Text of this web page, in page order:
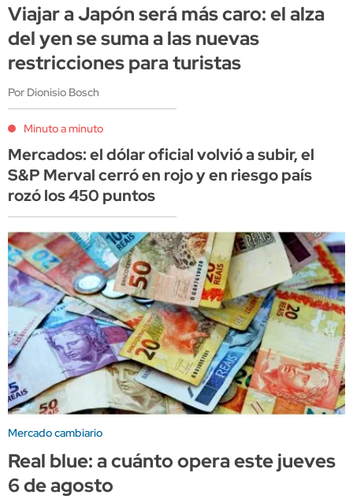
Viajar a Japón será más caro: el alza
del yen se suma a las nuevas
restricciones para turistas
Por Dionisio Bosch
Minuto a minuto
Mercados: el dólar oficial volvió a subir, el
S&P Merval cerró en rojo y en riesgo país
rozó los 450 puntos
Mercado cambiario
Real blue: a cuánto opera este jueves
6 de agosto